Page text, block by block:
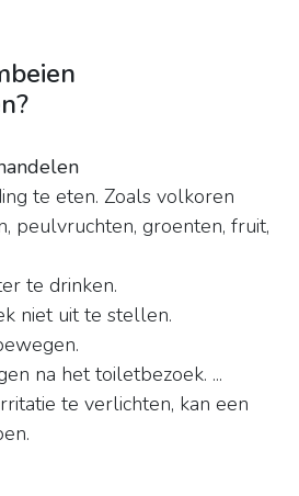
te eten. Zoals volkoren
peulvruchten, groenten, fruit,
te drinken.
niet uit te stellen.
na het toiletbezoek. ...
te verlichten, kan een